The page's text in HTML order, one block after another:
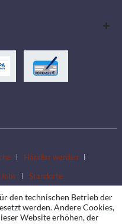
Händler werden
Jobs Standorte
den technischen Betrieb der
werden. Andere Cookies,
Website erhöhen, der